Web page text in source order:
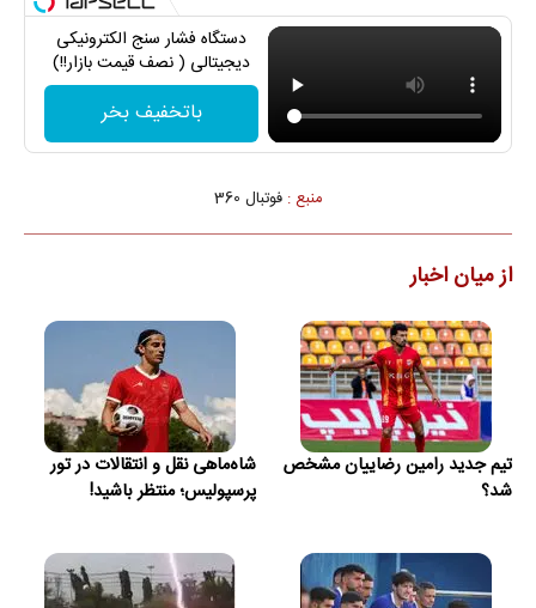
دستگاه فشار سنج الکترونیکی
دیجیتالی ( نصف قیمت بازار!!)
باتخفیف بخر
منبع : فوتبال 360
از میان اخبار
تیم جدید رامین رضاییان مشخص
شد؟
شاه‌ماهی نقل و انتقالات در تور
پرسپولیس؛ منتظر باشید!